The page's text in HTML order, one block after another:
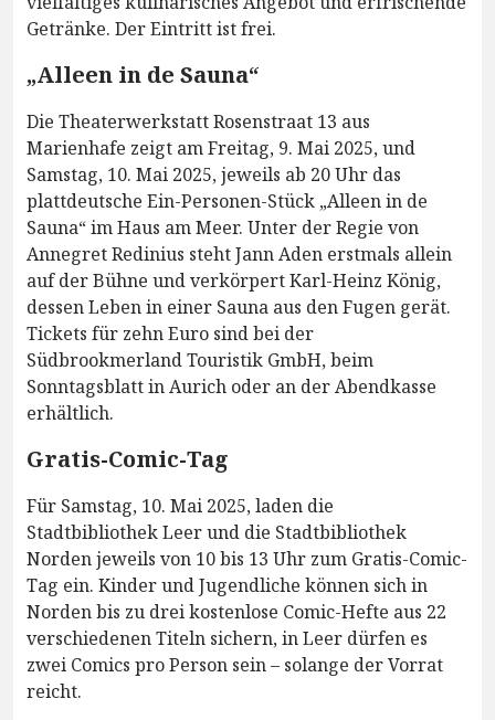
Getränke. Der Eintritt ist frei.
„Alleen in de Sauna“
Die Theaterwerkstatt Rosenstraat 13 aus
Marienhafe zeigt am Freitag, 9. Mai 2025, und
Samstag, 10. Mai 2025, jeweils ab 20 Uhr das
plattdeutsche Ein-Personen-Stück „Alleen in de
Sauna“ im Haus am Meer. Unter der Regie von
Annegret Redinius steht Jann Aden erstmals allein
auf der Bühne und verkörpert Karl-Heinz König,
dessen Leben in einer Sauna aus den Fugen gerät.
Tickets für zehn Euro sind bei der
Südbrookmerland Touristik GmbH, beim
Sonntagsblatt in Aurich oder an der Abendkasse
erhältlich.
Gratis-Comic-Tag
Für Samstag, 10. Mai 2025, laden die
Stadtbibliothek Leer und die Stadtbibliothek
Norden jeweils von 10 bis 13 Uhr zum Gratis-Comic-
Tag ein. Kinder und Jugendliche können sich in
Norden bis zu drei kostenlose Comic-Hefte aus 22
verschiedenen Titeln sichern, in Leer dürfen es
zwei Comics pro Person sein – solange der Vorrat
reicht.